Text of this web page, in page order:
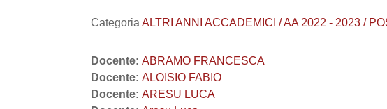
Categoria ALTRI ANNI ACCADEMICI / AA 2022 - 2023 /
Docente: ABRAMO FRANCESCA
Docente: ALOISIO FABIO
Docente: ARESU LUCA